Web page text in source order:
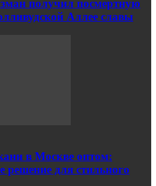
получил посмертную
Аллее славы
в Москве оптом:
решение для стильного